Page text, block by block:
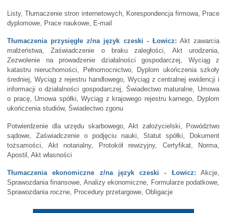
Listy, Tłumaczenie stron internetowych, Korespondencja firmowa, Prace
dyplomowe, Prace naukowe, E-mail
Tłumaczenia przysięgłe z/na język czeski - Łowicz: Akt zawarcia
małżeństwa, Zaświadczenie o braku zaległości, Akt urodzenia,
Zezwolenie na prowadzenie działalności gospodarczej, Wyciąg z
katastru nieruchomości, Pełnomocnictwo, Dyplom ukończenia szkoły
średniej, Wyciąg z rejestru handlowego, Wyciąg z centralnej ewidencji i
informacji o działalności gospodarczej, Świadectwo maturalne, Umowa
o pracę, Umowa spółki, Wyciąg z krajowego rejestru karnego, Dyplom
ukończenia studiów, Świadectwo zgonu
Potwierdzenie dla urzędu skarbowego, Akt założycielski, Powództwo
sądowe, Zaświadczenie o podjęciu nauki, Statut spółki, Dokument
tożsamości, Akt notarialny, Protokół rewizyjny, Certyfikat, Norma,
Apostil, Akt własności
Tłumaczenia ekonomiczne z/na język czeski - Łowicz: Akcje,
Sprawozdania finansowe, Analizy ekonomiczne, Formularze podatkowe,
Sprawozdania roczne, Procedury przetargowe, Obligacje